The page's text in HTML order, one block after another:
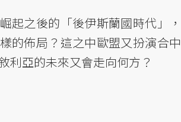
起之後的「後伊斯蘭國時代」，
的佈局？這之中歐盟又扮演合中
利亞的未來又會走向何方？